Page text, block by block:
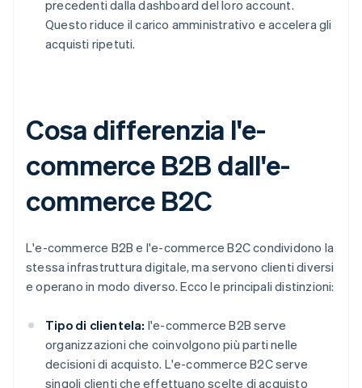
precedenti dalla dashboard del loro account.
Questo riduce il carico amministrativo e accelera gli
acquisti ripetuti.
Cosa differenzia l'e-
commerce B2B dall'e-
commerce B2C
L'e-commerce B2B e l'e-commerce B2C condividono la
stessa infrastruttura digitale, ma servono clienti diversi
e operano in modo diverso. Ecco le principali distinzioni:
Tipo di clientela: l'e-commerce B2B serve
organizzazioni che coinvolgono più parti nelle
decisioni di acquisto. L'e-commerce B2C serve
singoli clienti che effettuano scelte di acquisto